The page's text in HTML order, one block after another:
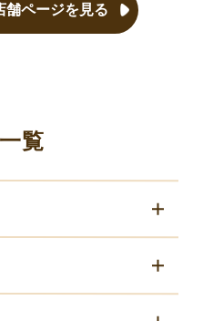
ページを見る
覧